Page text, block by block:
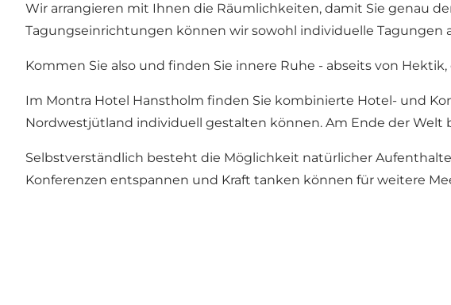
Wir arrangieren mit Ihnen die Räumlichkeiten, damit Sie genau
Tagungseinrichtungen können wir sowohl individuelle
Kommen Sie also und finden Sie innere Ruhe - abseits von
Im Montra Hotel Hanstholm finden Sie kombinierte Hotel- und
Nordwestjütland individuell gestalten können. Am Ende der Welt
Selbstverständlich besteht die Möglichkeit natürlicher
Konferenzen entspannen und Kraft tanken können für weitere